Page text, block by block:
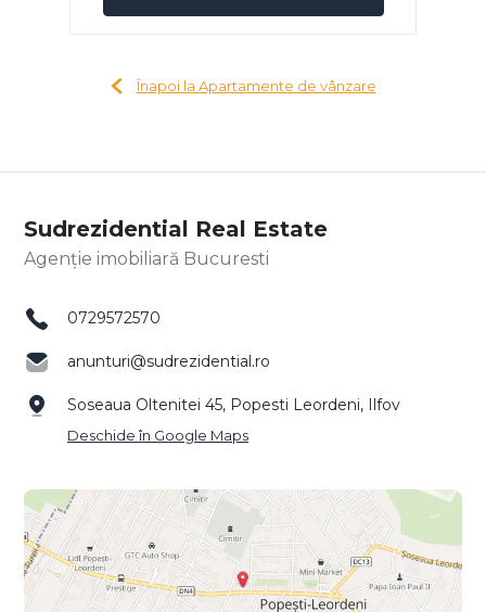
Înapoi la Apartamente de vânzare
Sudrezidential Real Estate
Agenție imobiliară Bucuresti
0729572570
anunturi@sudrezidential.ro
Soseaua Oltenitei 45, Popesti Leordeni, Ilfov
Deschide în Google Maps